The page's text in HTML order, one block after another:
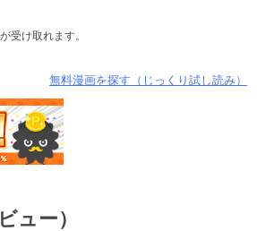
受け取れます。
無料漫画を探す（じっくり試し読み）
ュー）